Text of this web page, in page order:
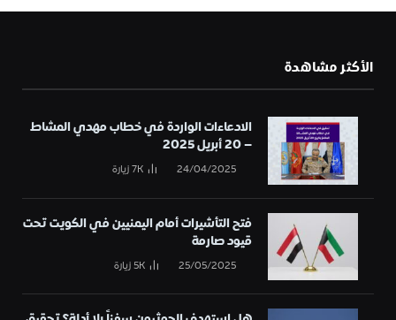
الأكثر مشاهدة
الادعاءات الواردة في خطاب مهدي المشاط
– 20 أبريل 2025
24/04/2025
7Kزيارة
فتح التأشيرات أمام اليمنيين في الكويت تحت
قيود صارمة
25/05/2025
5Kزيارة